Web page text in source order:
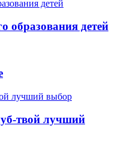
образования детей
твой лучший